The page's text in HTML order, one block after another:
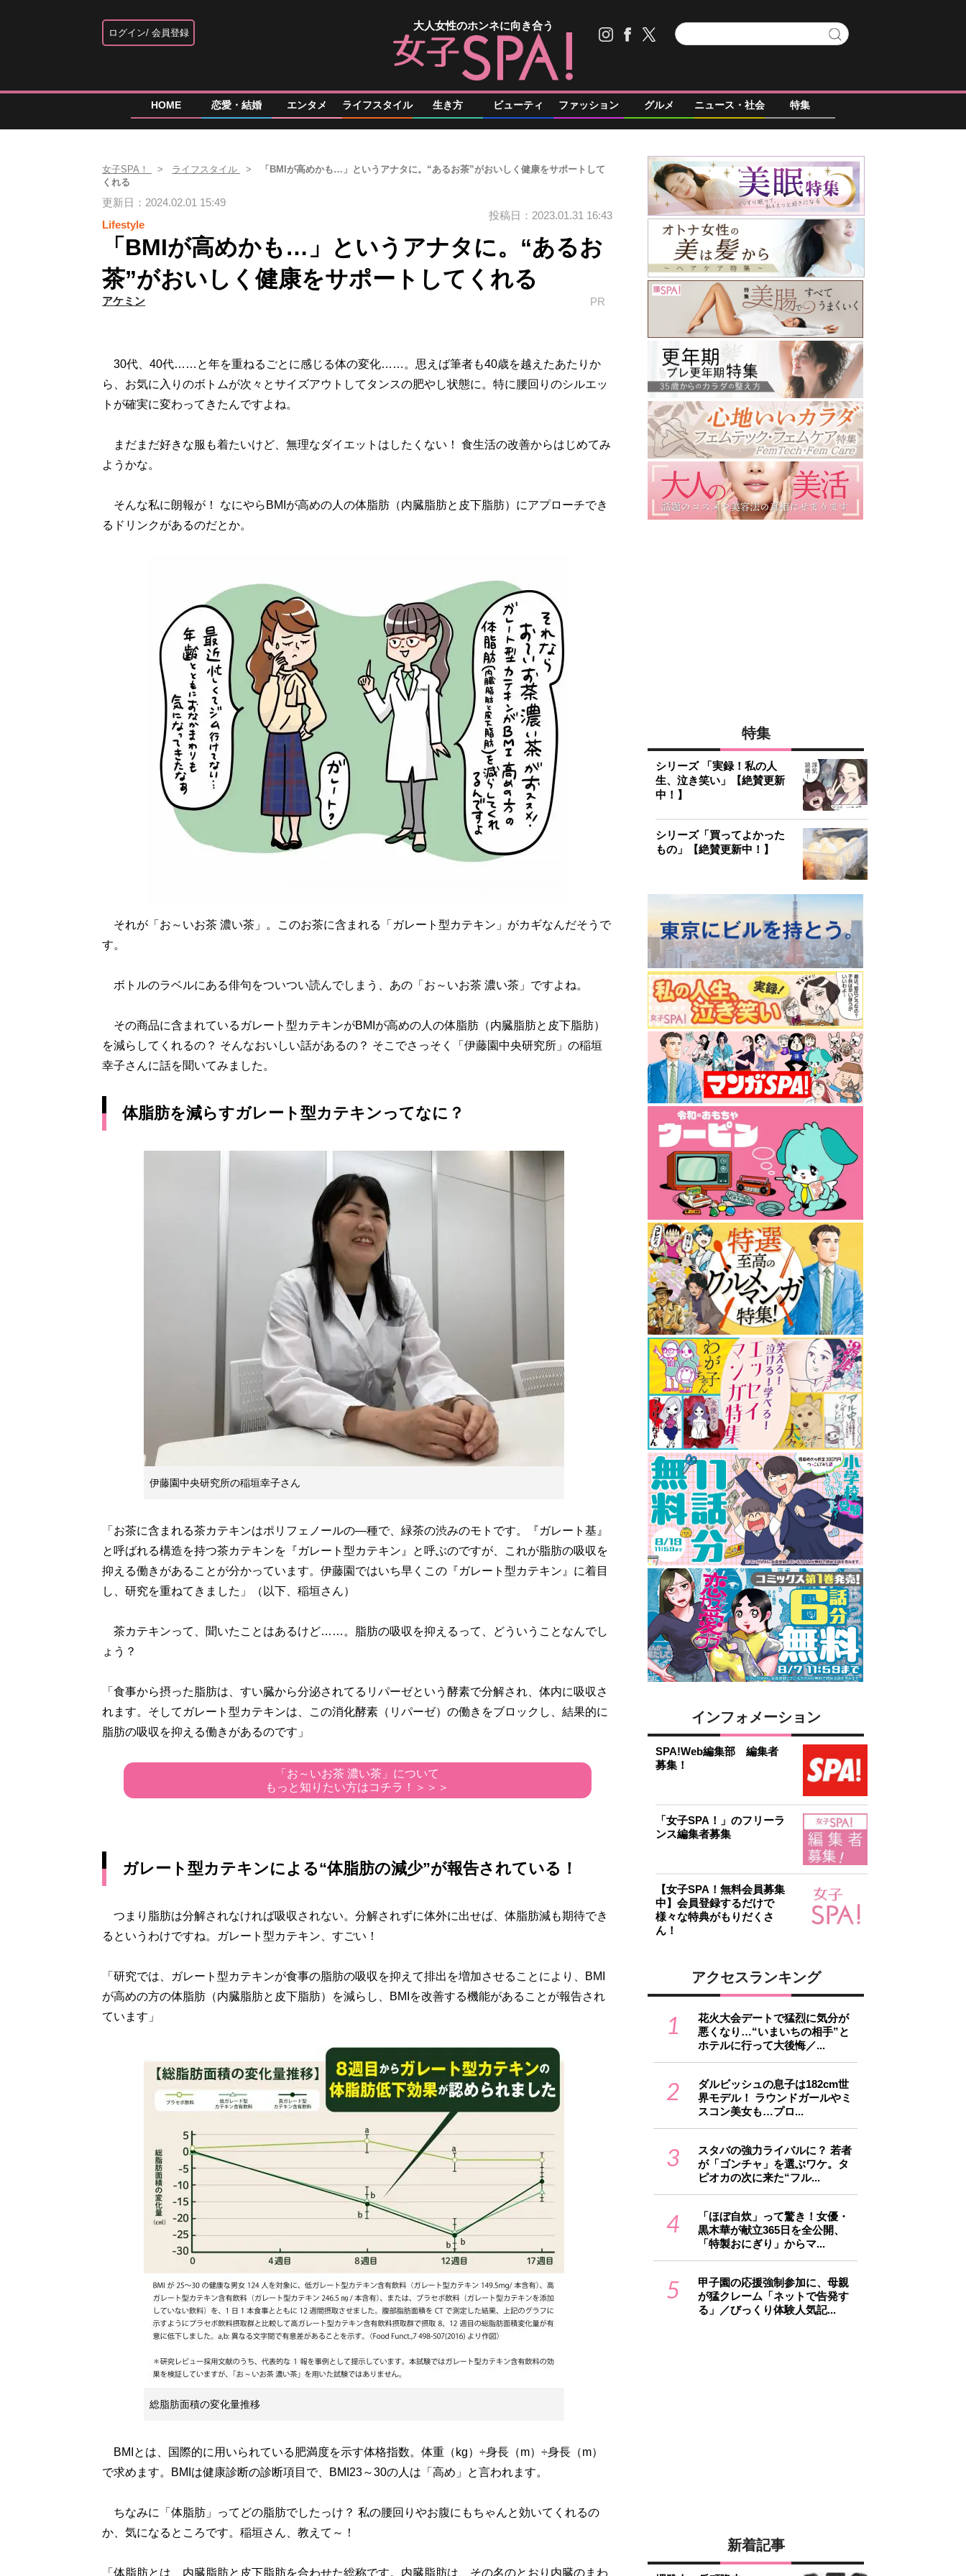
ログイン 会員登録
大人女性のホンネに向き合う
HOME 恋愛・結婚 エンタメ ライフスタイル 生き方 ビューティ ファッション グルメ ニュース・社会 特集
女子SPA！ ライフスタイル
「BMIが高めかも…」というアナタに。“あるお茶”がおいしく健康をサポートして
くれる
更新日：2024.02.01 15:49
Lifestyle
投稿日：2023.01.31 16:43
「BMIが高めかも…」というアナタに。“あるお
茶”がおいしく健康をサポートしてくれる
アケミン PR
30代、40代……と年を重ねるごとに感じる体の変化……。思えば筆者も40歳を越えたあたりか
ら、お気に入りのボトムが次々とサイズアウトしてタンスの肥やし状態に。特に腰回りのシルエッ
トが確実に変わってきたんですよね。
まだまだ好きな服も着たいけど、無理なダイエットはしたくない！ 食生活の改善からはじめてみ
ようかな。
そんな私に朗報が！ なにやらBMIが高めの人の体脂肪（内臓脂肪と皮下脂肪）にアプローチでき
るドリンクがあるのだとか。
それが「お～いお茶 濃い茶」。このお茶に含まれる「ガレート型カテキン」がカギなんだそうで
す。
ボトルのラベルにある俳句をついつい読んでしまう、あの「お～いお茶 濃い茶」ですよね。
その商品に含まれているガレート型カテキンがBMIが高めの人の体脂肪（内臓脂肪と皮下脂肪）
を減らしてくれるの？ そんなおいしい話があるの？ そこでさっそく「伊藤園中央研究所」の稲垣
幸子さんに話を聞いてみました。
体脂肪を減らすガレート型カテキンってなに？
伊藤園中央研究所の稲垣幸子さん
「お茶に含まれる茶カテキンはポリフェノールの―種で、緑茶の渋みのモトです。『ガレート基』
と呼ばれる構造を持つ茶カテキンを『ガレート型カテキン』と呼ぶのですが、これが脂肪の吸収を
抑える働きがあることが分かっています。伊藤園ではいち早くこの『ガレート型カテキン』に着目
し、研究を重ねてきました」（以下、稲垣さん）
茶カテキンって、聞いたことはあるけど……。脂肪の吸収を抑えるって、どういうことなんでし
ょう？
「食事から摂った脂肪は、すい臓から分泌されてるリパーゼという酵素で分解され、体内に吸収さ
れます。そしてガレート型カテキンは、この消化酵素（リパーゼ）の働きをブロックし、結果的に
脂肪の吸収を抑える働きがあるのです」
「お～いお茶 濃い茶」について
もっと知りたい方はコチラ！＞＞＞
ガレート型カテキンによる“体脂肪の減少”が報告されている！
つまり脂肪は分解されなければ吸収されない。分解されずに体外に出せば、体脂肪減も期待でき
るというわけですね。ガレート型カテキン、すごい！
「研究では、ガレート型カテキンが食事の脂肪の吸収を抑えて排出を増加させることにより、BMI
が高めの方の体脂肪（内臓脂肪と皮下脂肪）を減らし、BMIを改善する機能があることが報告され
ています」
総脂肪面積の変化量推移
BMIとは、国際的に用いられている肥満度を示す体格指数。体重（kg）÷身長（m）÷身長（m）
で求めます。BMIは健康診断の診断項目で、BMI23～30の人は「高め」と言われます。
ちなみに「体脂肪」ってどの脂肪でしたっけ？ 私の腰回りやお腹にもちゃんと効いてくれるの
か、気になるところです。稲垣さん、教えて～！
「体脂肪とは、内臓脂肪と皮下脂肪を合わせた総称です。内臓脂肪は、その名のとおり内臓のまわ
特集
シリーズ 「実録！私の人
生、泣き笑い」【絶賛更新
中！】
シリーズ「買ってよかった
もの」【絶賛更新中！】
インフォメーション
SPA!Web編集部 編集者
募集！
「女子SPA！」のフリーラ
ンス編集者募集
【女子SPA！無料会員募集
中】会員登録するだけで
様々な特典がもりだくさ
ん！
アクセスランキング
1
花火大会デートで猛烈に気分が
悪くなり…“いまいちの相手”と
ホテルに行って大後悔／...
2
ダルビッシュの息子は182cm世
界モデル！ ラウンドガールやミ
スコン美女も…プロ...
3
スタバの強力ライバルに？ 若者
が「ゴンチャ」を選ぶワケ。タ
ピオカの次に来た“フル...
4
「ほぼ自炊」って驚き！女優・
黒木華が献立365日を全公開、
「特製おにぎり」からマ...
5
甲子園の応援強制参加に、母親
が猛クレーム「ネットで告発す
る」／びっくり体験人気記...
新着記事